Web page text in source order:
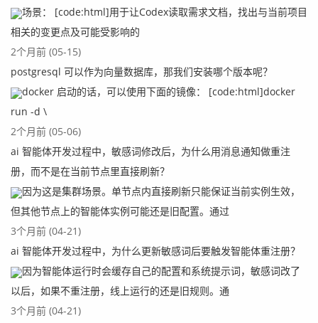
场景： [code:html]用于让Codex读取需求文档，找出与当前项目
相关的变更点及可能受影响的
2个月前 (05-15)
postgresql 可以作为向量数据库，那我们安装哪个版本呢？
docker 启动的话，可以使用下面的镜像： [code:html]docker
run -d \
2个月前 (05-06)
ai 智能体开发过程中，敏感词修改后，为什么用消息通知做重注
册，而不是在当前节点里直接刷新？
因为这是集群场景。单节点内直接刷新只能保证当前实例生效，
但其他节点上的智能体实例可能还是旧配置。通过
3个月前 (04-21)
ai 智能体开发过程中，为什么更新敏感词后要触发智能体重注册？
因为智能体运行时会缓存自己的配置和系统提示词，敏感词改了
以后，如果不重注册，线上运行的还是旧规则。通
3个月前 (04-21)